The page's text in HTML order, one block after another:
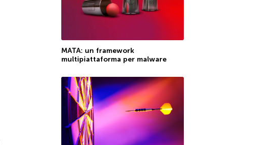
MATA: un framework
multipiattaforma per malware